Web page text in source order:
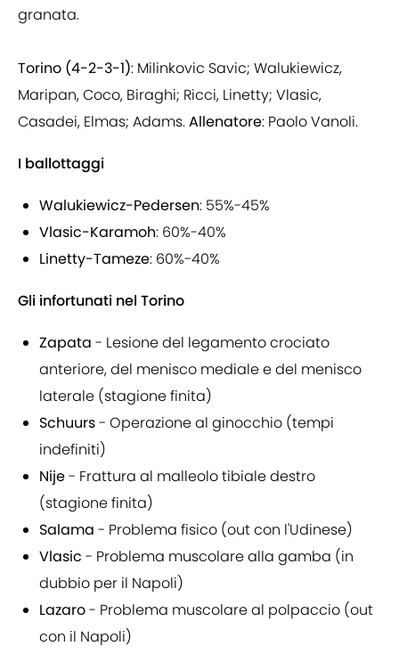
granata.
Torino (4-2-3-1): Milinkovic Savic; Walukiewicz,
Maripan, Coco, Biraghi; Ricci, Linetty; Vlasic,
Casadei, Elmas; Adams.Allenatore: Paolo Vanoli.
I ballottaggi
Walukiewicz-Pedersen: 55%-45%
Vlasic-Karamoh: 60%-40%
Linetty-Tameze: 60%-40%
Gli infortunati nel Torino
Zapata - Lesione del legamento crociato
anteriore, del menisco mediale e del menisco
laterale (stagione finita)
Schuurs- Operazione al ginocchio (tempi
indefiniti)
Nije- Frattura al malleolo tibiale destro
(stagione finita)
Salama - Problema fisico (out con l'Udinese)
Vlasic - Problema muscolare alla gamba (in
dubbio per il Napoli)
Lazaro- Problema muscolare al polpaccio (out
con il Napoli)